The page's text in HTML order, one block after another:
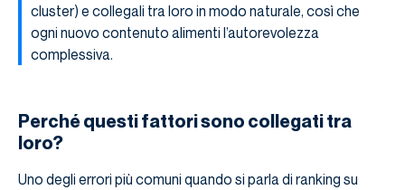
cluster) e collegali tra loro in modo naturale, così che
ogni nuovo contenuto alimenti l’autorevolezza
complessiva.
Perché questi fattori sono collegati tra
loro?
Uno degli errori più comuni quando si parla di ranking su